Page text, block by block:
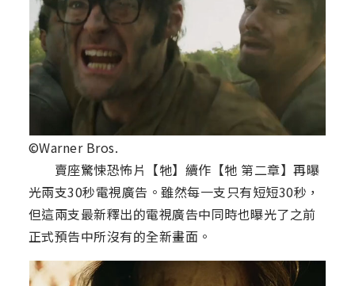
©Warner Bros.
賣座驚悚恐怖片【牠】續作【牠 第二章】再曝
光兩支30秒電視廣告。雖然每一支只有短短30秒，
但這兩支最新釋出的電視廣告中同時也曝光了之前
正式預告中所沒有的全新畫面。